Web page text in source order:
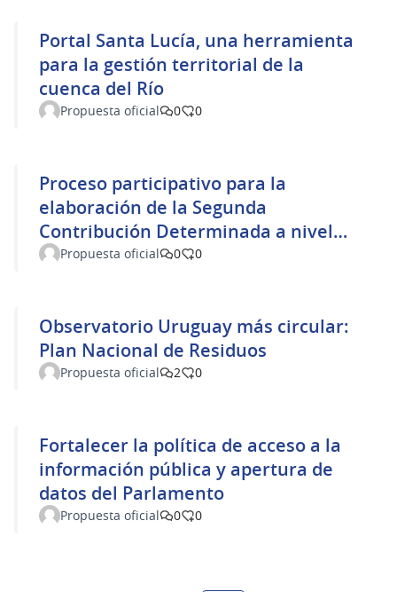
Portal Santa Lucía, una herramienta
para la gestión territorial de la
cuenca del Río
Propuesta oficial 0 0
Proceso participativo para la
elaboración de la Segunda
Contribución Determinada a nivel
Nacional de Uruguay y su
Propuesta oficial 0 0
Observatorio Uruguay más circular:
Plan Nacional de Residuos
Propuesta oficial 2 0
Fortalecer la política de acceso a la
información pública y apertura de
datos del Parlamento
Propuesta oficial 0 0